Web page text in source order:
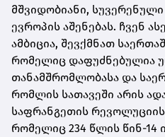
მშვიდობიანი,
ევროპის აშენებას. ჩვენ
ამბიცია, შევქმნათ
რომელიც დაფუძნებულია
თანამშრომლობასა და
რომლის სათავეში არის
საფრანგეთის
რომელიც 234 წლის წინ-14